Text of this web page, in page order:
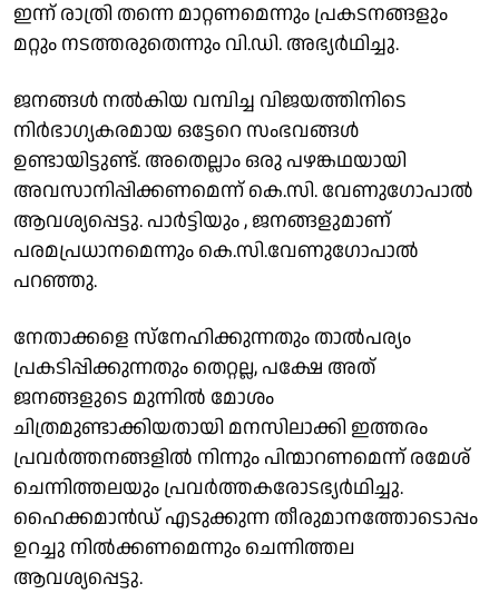
ഇന്ന് രാത്രി തന്നെ മാറ്റണമെന്നും പ്രകടനങ്ങളും
മറ്റും നടത്തരുതെന്നും വി.ഡി. അഭ്യർഥിച്ചു.
ജനങ്ങൾ നൽകിയ വമ്പിച്ച വിജയത്തിനിടെ
നിർഭാഗ്യകരമായ ഒട്ടേറെ സംഭവങ്ങൾ
ഉണ്ടായിട്ടുണ്ട്. അതെല്ലാം ഒരു പഴങ്കഥയായി
അവസാനിപ്പിക്കണമെന്ന് കെ.സി. വേണുഗോപാൽ
ആവശ്യപ്പെട്ടു. പാർട്ടിയും , ജനങ്ങളുമാണ്
പരമപ്രധാനമെന്നും കെ.സി.വേണുഗോപാൽ
പറഞ്ഞു.
നേതാക്കളെ സ്നേഹിക്കുന്നതും താൽപര്യം
പ്രകടിപ്പിക്കുന്നതും തെറ്റല്ല, പക്ഷേ അത്
ജനങ്ങളുടെ മുന്നിൽ മോശം
ചിത്രമുണ്ടാക്കിയതായി മനസിലാക്കി ഇത്തരം
പ്രവർത്തനങ്ങളിൽ നിന്നും പിന്മാറണമെന്ന് രമേശ്
ചെന്നിത്തലയും പ്രവർത്തകരോടഭ്യർഥിച്ചു.
ഹൈക്കമാൻഡ് എടുക്കുന്ന തീരുമാനത്തോടൊപ്പം
ഉറച്ചു നിൽക്കണമെന്നും ചെന്നിത്തല
ആവശ്യപ്പെട്ടു.